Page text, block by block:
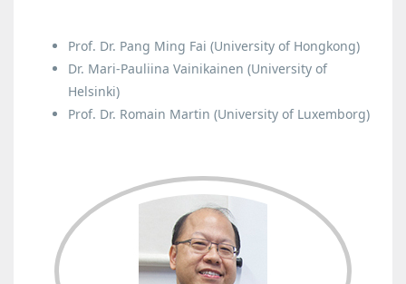
Prof. Dr. Pang Ming Fai (University of Hongkong)
Dr. Mari-Pauliina Vainikainen (University of
Helsinki)
Prof. Dr. Romain Martin (University of Luxemborg)